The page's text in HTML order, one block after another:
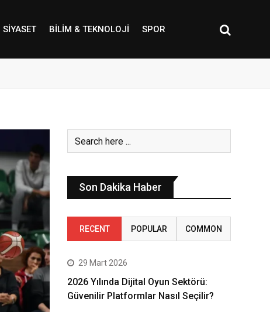
SIYASET BILIM & TEKNOLOJI SPOR
Son Dakika Haber
RECENT POPULAR COMMON
29 Mart 2026
2026 Yılında Dijital Oyun Sektörü:
Güvenilir Platformlar Nasıl Seçilir?